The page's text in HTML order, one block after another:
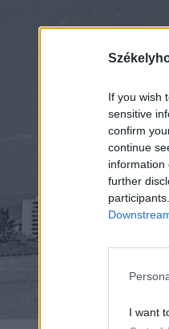
If you wish
sensitive
confirm
continue
information
further
I want